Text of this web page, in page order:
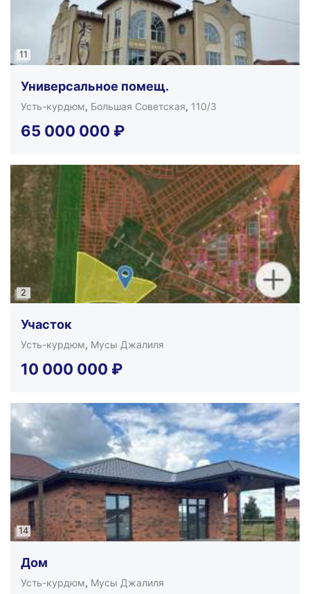
11
Универсальное помещ.
Усть-курдюм, Большая Советская, 110/3
65 000 000 ₽
2
Участок
Усть-курдюм, Мусы Джалиля
10 000 000 ₽
14
Дом
Усть-курдюм, Мусы Джалиля